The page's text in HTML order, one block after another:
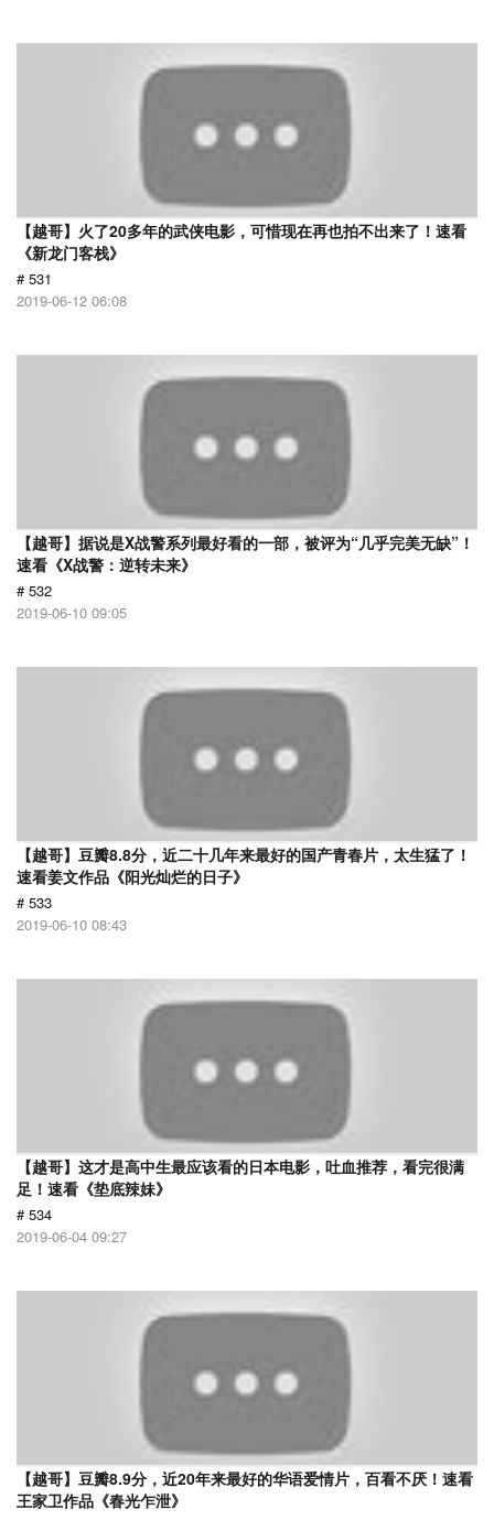
【越哥】火了20多年的武侠电影，可惜现在再也拍不出来了！速看
《新龙门客栈》
# 531
2019-06-12 06:08
【越哥】据说是X战警系列最好看的一部，被评为“几乎完美无缺”！
速看《X战警：逆转未来》
# 532
2019-06-10 09:05
【越哥】豆瓣8.8分，近二十几年来最好的国产青春片，太生猛了！
速看姜文作品《阳光灿烂的日子》
# 533
2019-06-10 08:43
【越哥】这才是高中生最应该看的日本电影，吐血推荐，看完很满
足！速看《垫底辣妹》
# 534
2019-06-04 09:27
【越哥】豆瓣8.9分，近20年来最好的华语爱情片，百看不厌！速看
王家卫作品《春光乍泄》